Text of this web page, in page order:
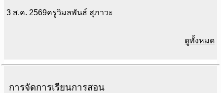
3 ส.ค. 2569ครูวิมลพันธ์ สุภาวะ
ดูทั้งหมด
การจัดการเรียนการสอน